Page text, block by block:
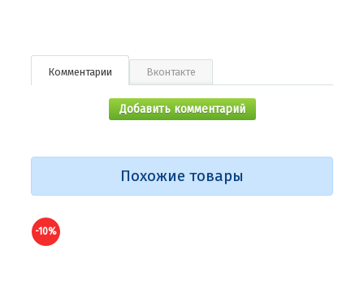
Комментарии Вконтакте
Добавить комментарий
Похожие товары
-10%